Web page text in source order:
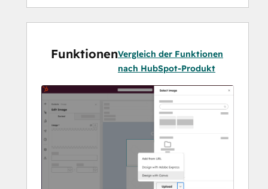
übertragen und können in E-Mails,
Webseiten, sozialen Netzwerken und
visuelle Inhalte in der Geschwindigkeit, die
Loop Marketing verlangt.
FunktionenVergleich der Funktionen
nach HubSpot-Produkt